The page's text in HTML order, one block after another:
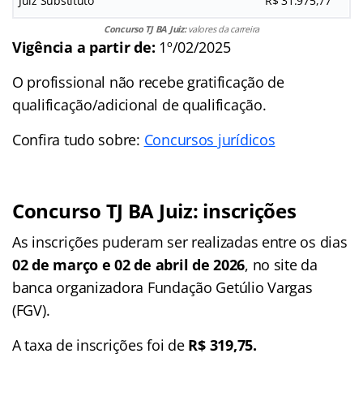
Concurso TJ BA Juiz:valores da carreira
Vigência a partir de: 1º/02/2025
O profissional não recebe gratificação de
qualificação/adicional de qualificação.
Confira tudo sobre: Concursos jurídicos
Concurso TJ BA Juiz: inscrições
As inscrições puderam ser realizadas entre os dias
02 de março e 02 de abril de 2026, no site da
banca organizadora Fundação Getúlio Vargas
(FGV).
A taxa de inscrições foi de R$ 319,75.